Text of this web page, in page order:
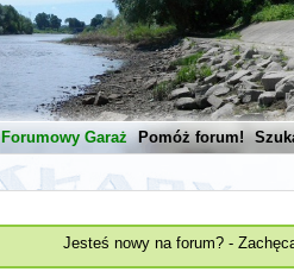
Forumowy Garaż Pomóż forum!
Jesteś nowy na forum? -